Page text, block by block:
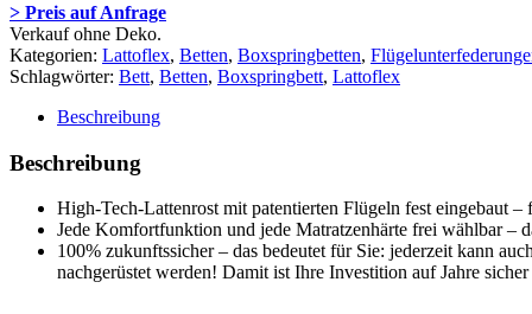
> Preis auf Anfrage
Verkauf ohne Deko.
Kategorien: Lattoflex, Betten, Boxspringbetten,
Schlagwörter: Bett, Betten, Boxspringbett, Lattoflex
Beschreibung
Beschreibung
High-Tech-Lattenrost mit patentierten Flügeln fest eingebaut –
Jede Komfortfunktion und jede Matratzenhärte frei wählbar –
100% zukunftssicher – das bedeutet für Sie: jederzeit kann
nachgerüstet werden! Damit ist Ihre Investition auf Jahre